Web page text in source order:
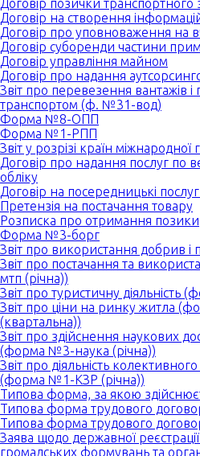
Договір позички транспортного
Договір на створення
Договір про уповноваження на
Договір суборенди частини
Договір управління майном
Договір про надання
Звіт про перевезення вантажів
транспортом (ф. №31-вод)
Форма №8-ОПП
Форма №1-РПП
Звіт у розрізі країн
Договір про надання послуг по
обліку
Договір на посередницькі
Претензія на постачання товару
Розписка про отримання позики
Форма №3-борг
Звіт про використання добрив
Звіт про постачання та
мтп (річна))
Звіт про туристичну
Звіт про ціни на ринку житла
(квартальна))
Звіт про здійснення наукових
(форма №3-наука (річна))
Звіт про діяльність
(форма №1-КЗР (річна))
Типова форма, за якою
Типова форма трудового
Типова форма трудового
Заява щодо державної
громадських формувань та